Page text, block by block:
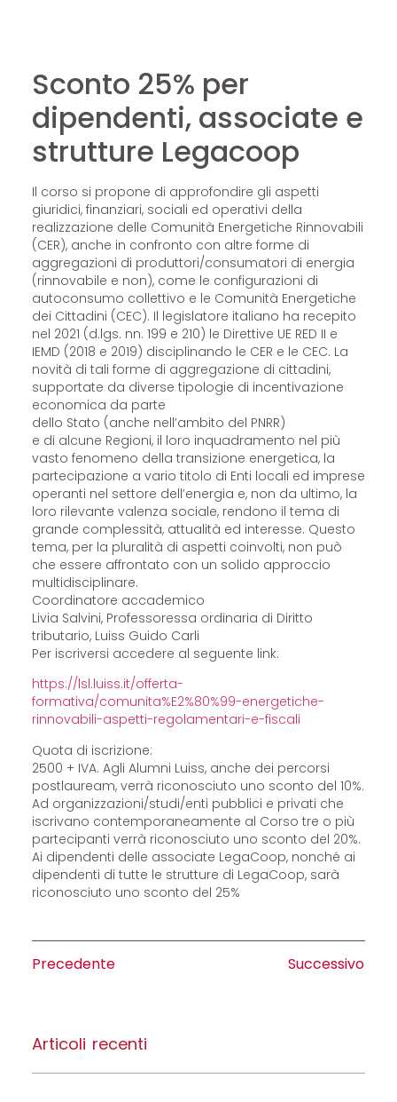
Sconto 25% per
dipendenti, associate e
strutture Legacoop
Il corso si propone di approfondire gli aspetti
giuridici, finanziari, sociali ed operativi della
realizzazione delle Comunità Energetiche Rinnovabili
(CER), anche in confronto con altre forme di
aggregazioni di produttori/consumatori di energia
(rinnovabile e non), come le configurazioni di
autoconsumo collettivo e le Comunità Energetiche
dei Cittadini (CEC). Il legislatore italiano ha recepito
nel 2021 (d.lgs. nn. 199 e 210) le Direttive UE RED II e
IEMD (2018 e 2019) disciplinando le CER e le CEC. La
novità di tali forme di aggregazione di cittadini,
supportate da diverse tipologie di incentivazione
economica da parte
dello Stato (anche nell’ambito del PNRR)
e di alcune Regioni, il loro inquadramento nel più
vasto fenomeno della transizione energetica, la
partecipazione a vario titolo di Enti locali ed imprese
operanti nel settore dell’energia e, non da ultimo, la
loro rilevante valenza sociale, rendono il tema di
grande complessità, attualità ed interesse. Questo
tema, per la pluralità di aspetti coinvolti, non può
che essere affrontato con un solido approccio
multidisciplinare.
Coordinatore accademico
Livia Salvini, Professoressa ordinaria di Diritto
tributario, Luiss Guido Carli
Per iscriversi accedere al seguente link:
https://lsl.luiss.it/offerta-
formativa/comunita%E2%80%99-energetiche-
rinnovabili-aspetti-regolamentari-e-fiscali
Quota di iscrizione:
2500 + IVA. Agli Alumni Luiss, anche dei percorsi
postlauream, verrà riconosciuto uno sconto del 10%.
Ad organizzazioni/studi/enti pubblici e privati che
iscrivano contemporaneamente al Corso tre o più
partecipanti verrà riconosciuto uno sconto del 20%.
Ai dipendenti delle associate LegaCoop, nonché ai
dipendenti di tutte le strutture di LegaCoop, sarà
riconosciuto uno sconto del 25%
Precedente Successivo
Articoli recenti